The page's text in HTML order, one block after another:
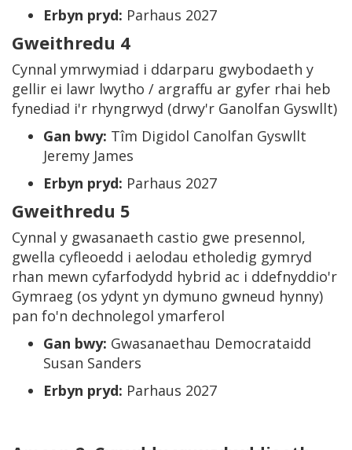
Erbyn pryd: Parhaus 2027
Gweithredu 4
Cynnal ymrwymiad i ddarparu gwybodaeth y
gellir ei lawr lwytho / argraffu ar gyfer rhai heb
fynediad i'r rhyngrwyd (drwy'r Ganolfan Gyswllt)
Gan bwy: Tîm Digidol Canolfan Gyswllt
Jeremy James
Erbyn pryd: Parhaus 2027
Gweithredu 5
Cynnal y gwasanaeth castio gwe presennol,
gwella cyfleoedd i aelodau etholedig gymryd
rhan mewn cyfarfodydd hybrid ac i ddefnyddio'r
Gymraeg (os ydynt yn dymuno gwneud hynny)
pan fo'n dechnolegol ymarferol
Gan bwy: Gwasanaethau Democrataidd
Susan Sanders
Erbyn pryd: Parhaus 2027